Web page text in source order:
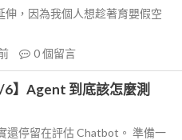
，因為我個人想趁著育嬰假空
0個留言
6】Agent 到底該怎麼測
還停留在評估 Chatbot。 準備一